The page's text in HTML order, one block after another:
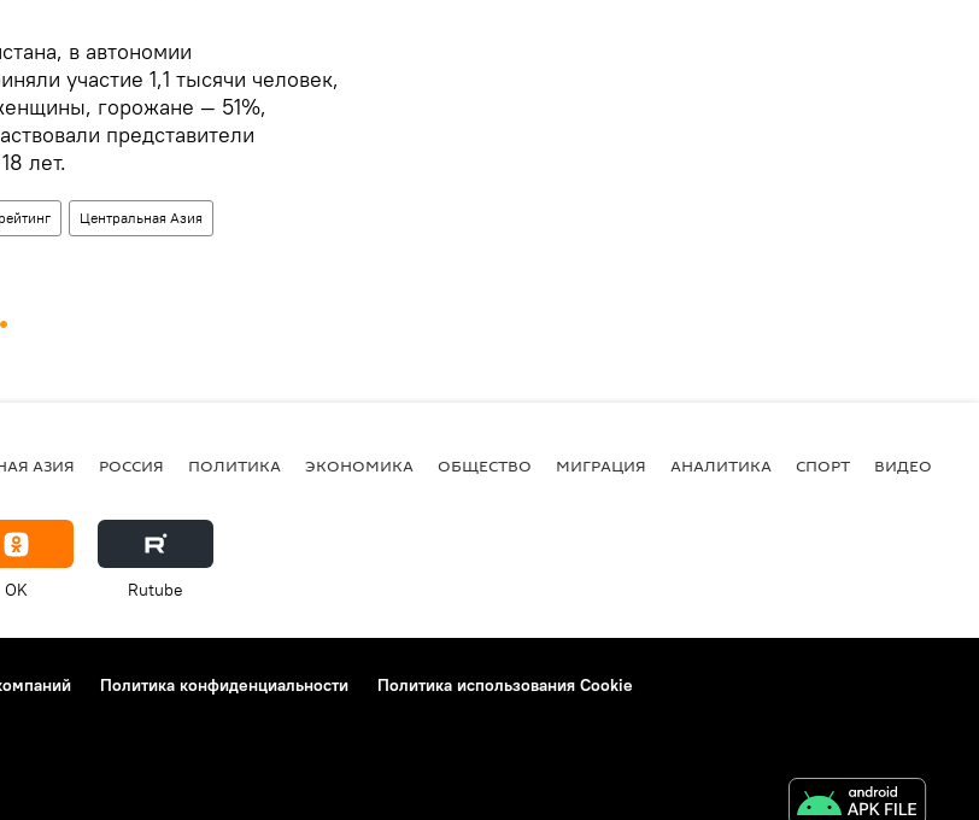
в автономии
участие 1,1 тысячи человек,
горожане — 51%,
представители
лет.
рейтинг Центральная Азия
АЗИЯ РОССИЯ ПОЛИТИКА ЭКОНОМИКА ОБЩЕСТВО МИГРАЦИЯ АНАЛИТИКА СПОРТ ВИДЕО
OK Rutube
Политика конфиденциальности
Политика использования Cookie